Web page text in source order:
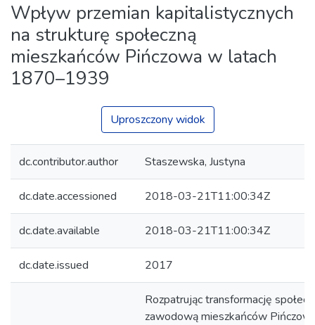
Wpływ przemian kapitalistycznych
na strukturę społeczną
mieszkańców Pińczowa w latach
1870–1939
Uproszczony widok
dc.contributor.author Staszewska, Justyna
dc.date.accessioned 2018-03-21T11:00:34Z
dc.date.available 2018-03-21T11:00:34Z
dc.date.issued 2017
Rozpatrując transformację
zawodową mieszkańców